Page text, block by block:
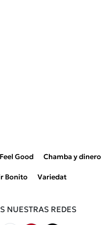
Good Chamba y dinero
Bonito Variedat
NUESTRAS REDES